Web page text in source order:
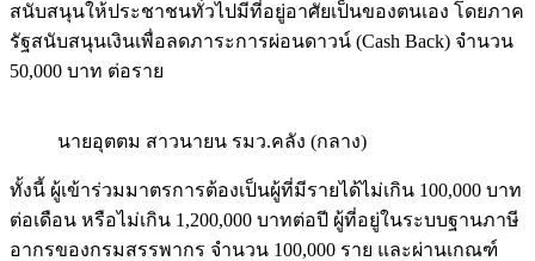
สนับสนุนให้ประชาชนทั่วไปมีที่อยู่อาศัยเป็นของตนเอง โดยภาค
รัฐสนับสนุนเงินเพื่อลดภาระการผ่อนดาวน์ (Cash Back) จำนวน
50,000 บาท ต่อราย
นายอุตตม สาวนายน รมว.คลัง (กลาง)
ทั้งนี้ ผู้เข้าร่วมมาตรการต้องเป็นผู้ที่มีรายได้ไม่เกิน 100,000 บาท
ต่อเดือน หรือไม่เกิน 1,200,000 บาทต่อปี ผู้ที่อยู่ในระบบฐานภาษี
อากรของกรมสรรพากร จำนวน 100,000 ราย และผ่านเกณฑ์